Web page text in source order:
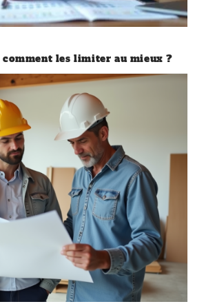
comment les limiter au mieux ?